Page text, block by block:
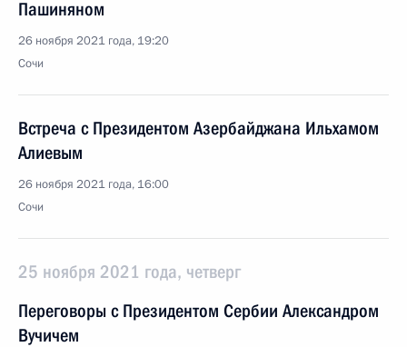
Пашиняном
26 ноября 2021 года, 19:20
Сочи
Встреча с Президентом Азербайджана Ильхамом
Алиевым
26 ноября 2021 года, 16:00
Сочи
25 ноября 2021 года, четверг
Переговоры с Президентом Сербии Александром
Вучичем